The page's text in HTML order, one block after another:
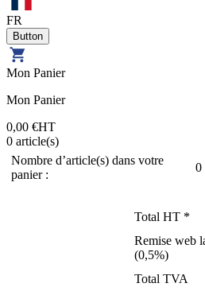
FR
Mon Panier
Mon Panier
0,00 €HT
0 article(s)
Nombre d’article(s) dans votre
panier :
0
Total HT *
Remise web
(0,5%)
Total TVA